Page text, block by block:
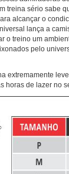
treina sério sabe
alcançar o
lança a
o treino um
pelo
extremamente
horas de lazer no